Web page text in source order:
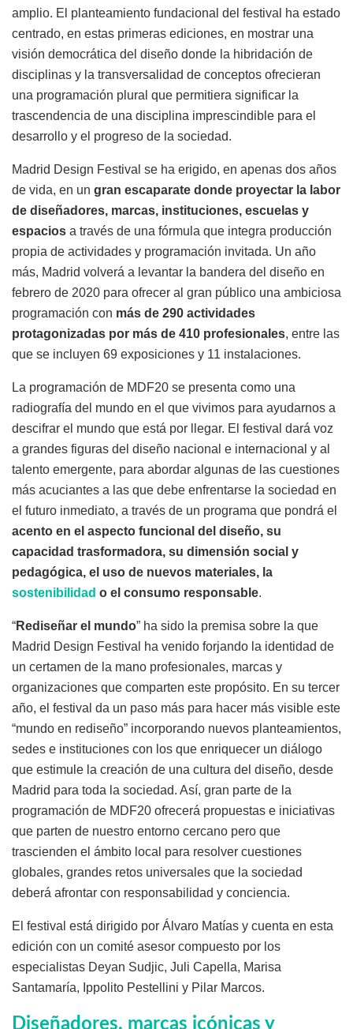
amplio. El planteamiento fundacional del festival ha estado
centrado, en estas primeras ediciones, en mostrar una
visión democrática del diseño donde la hibridación de
disciplinas y la transversalidad de conceptos ofrecieran
una programación plural que permitiera significar la
trascendencia de una disciplina imprescindible para el
desarrollo y el progreso de la sociedad.
Madrid Design Festival se ha erigido, en apenas dos años
de vida, en un gran escaparate donde proyectar la labor
de diseñadores, marcas, instituciones, escuelas y
espacios a través de una fórmula que integra producción
propia de actividades y programación invitada. Un año
más, Madrid volverá a levantar la bandera del diseño en
febrero de 2020 para ofrecer al gran público una ambiciosa
programación con más de 290 actividades
protagonizadas por más de 410 profesionales, entre las
que se incluyen 69 exposiciones y 11 instalaciones.
La programación de MDF20 se presenta como una
radiografía del mundo en el que vivimos para ayudarnos a
descifrar el mundo que está por llegar. El festival dará voz
a grandes figuras del diseño nacional e internacional y al
talento emergente, para abordar algunas de las cuestiones
más acuciantes a las que debe enfrentarse la sociedad en
el futuro inmediato, a través de un programa que pondrá el
acento en el aspecto funcional del diseño, su
capacidad trasformadora, su dimensión social y
pedagógica, el uso de nuevos materiales, la
sostenibilidad o el consumo responsable.
“Rediseñar el mundo” ha sido la premisa sobre la que
Madrid Design Festival ha venido forjando la identidad de
un certamen de la mano profesionales, marcas y
organizaciones que comparten este propósito. En su tercer
año, el festival da un paso más para hacer más visible este
“mundo en rediseño” incorporando nuevos planteamientos,
sedes e instituciones con los que enriquecer un diálogo
que estimule la creación de una cultura del diseño, desde
Madrid para toda la sociedad. Así, gran parte de la
programación de MDF20 ofrecerá propuestas e iniciativas
que parten de nuestro entorno cercano pero que
trascienden el ámbito local para resolver cuestiones
globales, grandes retos universales que la sociedad
deberá afrontar con responsabilidad y conciencia.
El festival está dirigido por Álvaro Matías y cuenta en esta
edición con un comité asesor compuesto por los
especialistas Deyan Sudjic, Juli Capella, Marisa
Santamaría, Ippolito Pestellini y Pilar Marcos.
Diseñadores, marcas icónicas y